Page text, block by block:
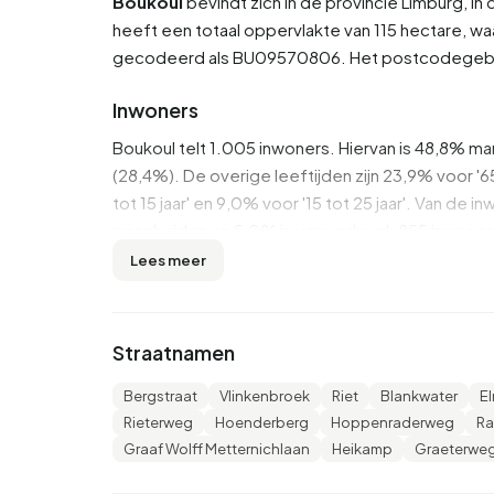
heeft een totaal oppervlakte van 115 hectare,
gecodeerd als BU09570806. Het
Inwoners
Boukoul telt 1.005 inwoners. Hiervan is 48,8%
(28,4%). De overige leeftijden zijn 23,9% voor
tot 15 jaar' en 9,0% voor '15 tot 25 jaar'. Van de
uit landen buiten Europa.
personen.
In Boukoul zijn er 800 inkomensontvangers.
wat €1.200 (3%) lager is dan het nationale
inkomen op €28.500, wat €700 (2%) lager is
Lees meer
Straatnamen
Bergstraat Vlinkenbroek Riet Blankwater
Rieterweg
Hoenderberg Hoppenraderweg
Graaf Wolff Metternichlaan
Heikamp